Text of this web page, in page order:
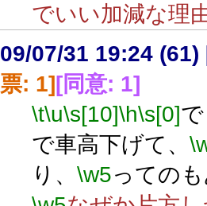
でいい加減な理
09/07/31 19:24 (61)
票: 1][同意: 1]
\t\u\s[10]\h\s[0]
で車高下げて、
り、 \w5っての